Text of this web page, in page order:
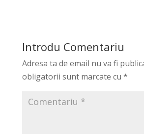
Introdu Comentariu
Adresa ta de email nu va fi
obligatorii sunt marcate cu *